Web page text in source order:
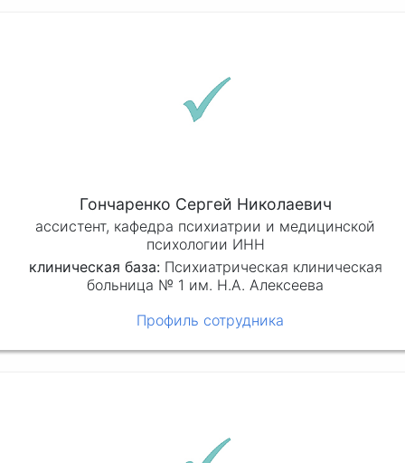
Гончаренко Сергей Николаевич
ассистент, кафедра психиатрии и медицинской
психологии ИНН
клиническая база: Психиатрическая клиническая
больница № 1 им. Н.А. Алексеева
Профиль сотрудника